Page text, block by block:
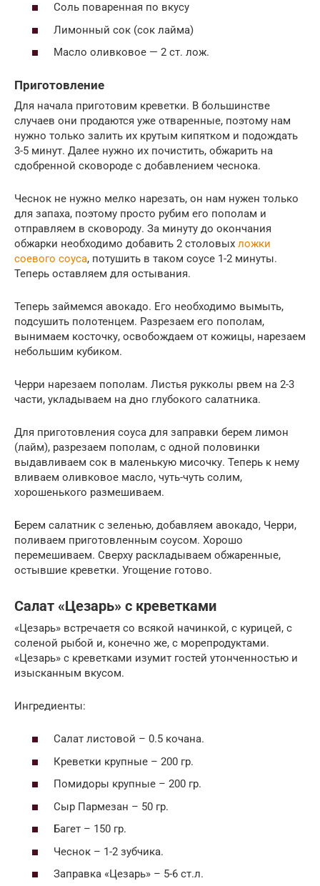
Соль поваренная по вкусу
Лимонный сок (сок лайма)
Масло оливковое — 2 ст. лож.
Приготовление
Для начала приготовим креветки. В большинстве
случаев они продаются уже отваренные, поэтому нам
нужно только залить их крутым кипятком и подождать
3-5 минут. Далее нужно их почистить, обжарить на
сдобренной сковороде с добавлением чеснока.
Чеснок не нужно мелко нарезать, он нам нужен только
для запаха, поэтому просто рубим его пополам и
отправляем в сковороду. За минуту до окончания
обжарки необходимо добавить 2 столовых ложки
соевого соуса, потушить в таком соусе 1-2 минуты.
Теперь оставляем для остывания.
Теперь займемся авокадо. Его необходимо вымыть,
подсушить полотенцем. Разрезаем его пополам,
вынимаем косточку, освобождаем от кожицы, нарезаем
небольшим кубиком.
Черри нарезаем пополам. Листья рукколы рвем на 2-3
части, укладываем на дно глубокого салатника.
Для приготовления соуса для заправки берем лимон
(лайм), разрезаем пополам, с одной половинки
выдавливаем сок в маленькую мисочку. Теперь к нему
вливаем оливковое масло, чуть-чуть солим,
хорошенького размешиваем.
Берем салатник с зеленью, добавляем авокадо, Черри,
поливаем приготовленным соусом. Хорошо
перемешиваем. Сверху раскладываем обжаренные,
остывшие креветки. Угощение готово.
Салат «Цезарь» с креветками
«Цезарь» встречаетя со всякой начинкой, с курицей, с
соленой рыбой и, конечно же, с морепродуктами.
«Цезарь» с креветками изумит гостей утонченностью и
изысканным вкусом.
Ингредиенты:
Салат листовой – 0.5 кочана.
Креветки крупные – 200 гр.
Помидоры крупные – 200 гр.
Сыр Пармезан – 50 гр.
Багет – 150 гр.
Чеснок – 1-2 зубчика.
Заправка «Цезарь» – 5-6 ст.л.